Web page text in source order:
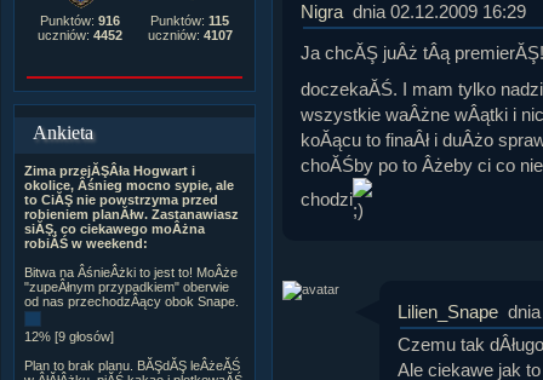
Punktów: 916
uczniów: 4452
Punktów: 115
uczniów: 4107
Ankieta
Zima przejĂŞÂła Hogwart i
okolice, Âśnieg mocno sypie, ale
to CiĂŞ nie powstrzyma przed
robieniem planĂłw. Zastanawiasz
siĂŞ, co ciekawego moÂżna
robiĂŚ w weekend:
Bitwa na ÂśnieÂżki to jest to! MoÂże
"zupeÂłnym przypadkiem" oberwie
od nas przechodzÂący obok Snape.
12% [9 głosów]
Plan to brak planu. BĂŞdĂŞ leÂżeĂŚ
Nigra dnia 02.12.2009 16:29
Ja chcĂŞ juÂż tÂą
doczekaĂŚ. I mam tylko
wszystkie waÂżne wÂątki i
koĂącu to finaÂł i duÂżo
choĂŚby po to Âżeby ci co
chodzi
Lilien_Snape
Czemu tak
Ale ciekawe jak